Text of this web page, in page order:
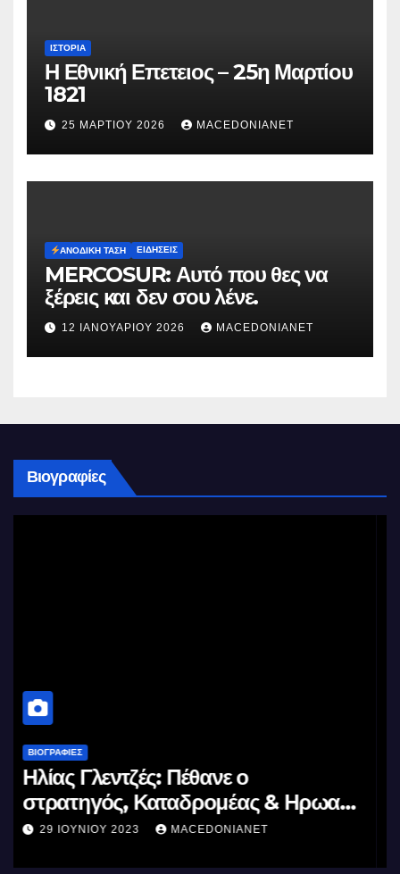
ΙΣΤΟΡΊΑ
Η Εθνική Επετειος – 25η Μαρτίου
1821
25 ΜΑΡΤΊΟΥ 2026 MACEDONIANET
ΑΝΟΔΙΚΉ ΤΆΣΗ ΕΙΔΉΣΕΙΣ
MERCOSUR: Αυτό που θες να
ξέρεις και δεν σου λένε.
12 ΙΑΝΟΥΑΡΊΟΥ 2026 MACEDONIANET
Βιογραφίες
ΒΙΟΓΡΑΦΊΕΣ
Μέγας Αλέξανδρος: Ο μέγιστος των
Ελλήνων
11 ΙΟΥΝΊΟΥ 2023 MACEDONIANET